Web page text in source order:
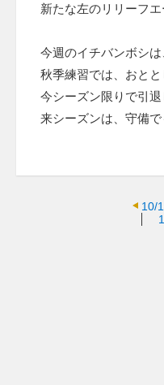
新たな左のリリーフ
今週のイチバンボシは
秋季練習では、おと
今シーズン限りで引
来シーズンは、守備
10/